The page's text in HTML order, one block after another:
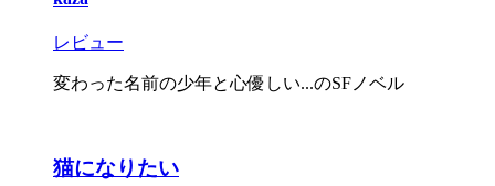
レビュー
変わった名前の少年と心優しい...のSFノベル
猫になりたい